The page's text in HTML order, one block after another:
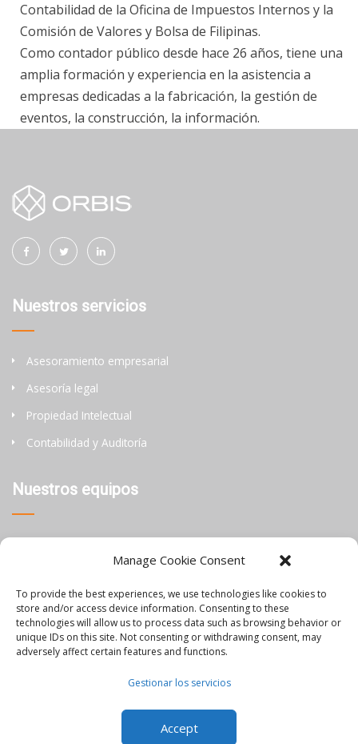
Manage Cookie Consent
To provide the best experiences, we use technologies like cookies to
store and/or access device information. Consenting to these
technologies will allow us to process data such as browsing behavior or
unique IDs on this site. Not consenting or withdrawing consent, may
adversely affect certain features and functions.
Gestionar los servicios
Accept
Contabilidad de la Oficina de Impuestos Internos y la
Comisión de Valores y Bolsa de Filipinas.
Como contador público desde hace 26 años, tiene una
amplia formación y experiencia en la asistencia a
empresas dedicadas a la fabricación, la gestión de
eventos, la construcción, la información.
Nuestros servicios
Asesoramiento empresarial
Asesoría legal
Propiedad Intelectual
Contabilidad y Auditoría
Nuestros equipos
Filipinas
Información